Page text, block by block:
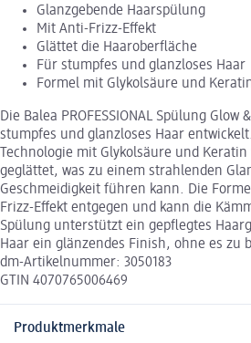
Glanzgebende Haarspülung
Mit Anti-Frizz-Effekt
Glättet die Haaroberfläche
Für stumpfes und glanzloses Haar
Formel mit Glykolsäure und
Die Balea PROFESSIONAL Spülung
stumpfes und glanzloses Haar
Technologie mit Glykolsäure und
geglättet, was zu einem strahlenden
Geschmeidigkeit führen kann. Die
Frizz-Effekt entgegen und kann die
Spülung unterstützt ein gepflegtes
Haar ein glänzendes Finish, ohne es zu
dm-Artikelnummer: 3050183
GTIN 4070765006469
Produktmerkmale